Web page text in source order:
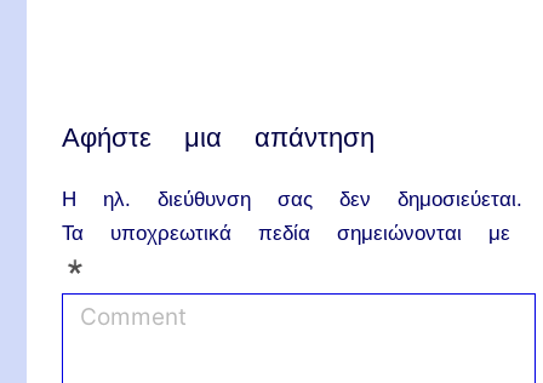
Αφήστε μια απάντηση
Η ηλ. διεύθυνση σας δεν δημοσιεύεται.
Τα υποχρεωτικά πεδία σημειώνονται με
*